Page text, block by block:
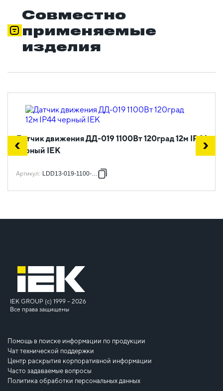
Совместно
применяемые
изделия
Датчик движения ДД-019 1100Вт 120град 12м IP44
черный IEK
Артикул: LDD13-019-1100-002
IEK GROUP (c) 1999 – 2026
Все права защищены
Помощь в поиске информации по продукции
Чат технической поддержки
Центр раскрытия корпоративной информации
Часто задаваемые вопросы
Политика обработки персональных данных